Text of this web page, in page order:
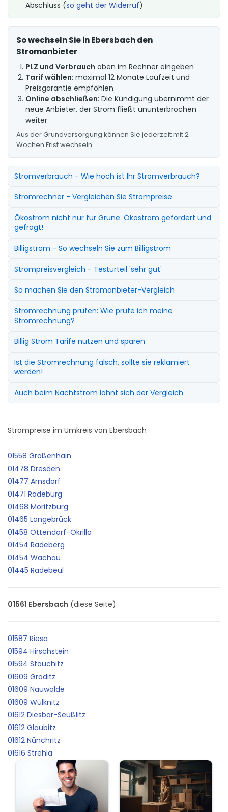
Abschluss (so geht der Widerruf)
So wechseln Sie in Ebersbach den
Stromanbieter
PLZ und Verbrauch oben im Rechner eingeben
Tarif wählen: maximal 12 Monate Laufzeit und
Preisgarantie empfohlen
Online abschließen: Die Kündigung übernimmt der
neue Anbieter, der Strom fließt ununterbrochen
weiter
Aus der Grundversorgung können Sie jederzeit mit 2
Wochen Frist wechseln.
Stromverbrauch - Wie hoch ist Ihr Stromverbrauch?
Stromrechner - Vergleichen Sie Strompreise
Ökostrom nicht nur für Grüne. Ökostrom gefördert und
gefragt!
Billigstrom - So wechseln Sie zum Billigstrom
Strompreisvergleich - Testurteil 'sehr gut'
So machen Sie den Stromanbieter-Vergleich
Stromrechnung prüfen: Wie prüfe ich meine
Stromrechnung?
Billig Strom Tarife nutzen und sparen
Ist die Stromrechnung falsch, sollte sie reklamiert
werden!
Auch beim Nachtstrom lohnt sich der Vergleich
Strompreise im Umkreis von Ebersbach
01558 Großenhain
01478 Dresden
01477 Arnsdorf
01471 Radeburg
01468 Moritzburg
01465 Langebrück
01458 Ottendorf-Okrilla
01454 Radeberg
01454 Wachau
01445 Radebeul
01561 Ebersbach (diese Seite)
01587 Riesa
01594 Hirschstein
01594 Stauchitz
01609 Gröditz
01609 Nauwalde
01609 Wülknitz
01612 Diesbar-Seußlitz
01612 Glaubitz
01612 Nünchritz
01616 Strehla